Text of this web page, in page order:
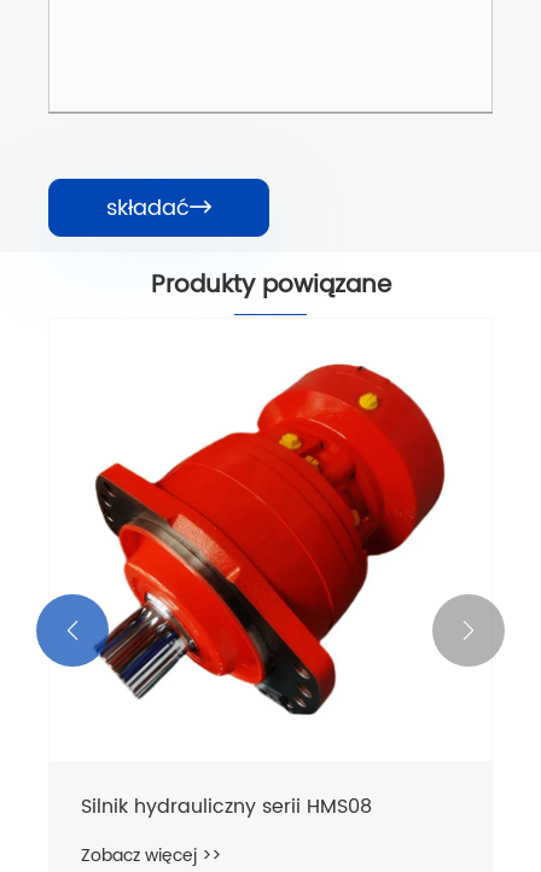
składać
Produkty powiązane
Silnik hydrauliczny serii HMS08
Zobacz więcej >>
 